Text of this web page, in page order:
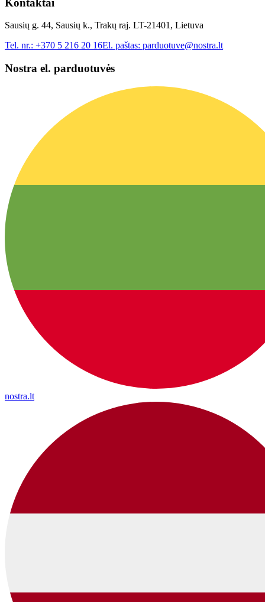
Kontaktai
Sausių g. 44, Sausių k., Trakų raj. LT-21401, Lietuva
Tel. nr.: +370 5 216 20 16El. paštas: parduotuve@nostra.lt
Nostra el. parduotuvės
nostra.lt